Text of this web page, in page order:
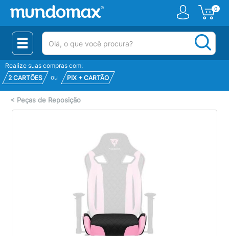
0
(pesquisar)
Realize suas compras com:
2 CARTÕES
ou PIX + CARTÃO
< Peças de Reposição